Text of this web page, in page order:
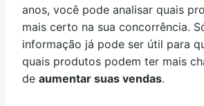
anos, você pode analisar quais
mais certo na sua concorrência.
informação já pode ser útil para
quais produtos podem ter mais
de aumentar suas vendas.